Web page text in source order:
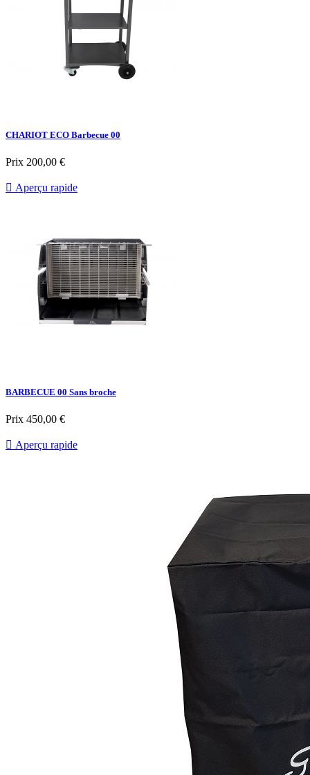
CHARIOT ECO Barbecue 00
Prix 200,00 €
 Aperçu rapide
BARBECUE 00 Sans broche
Prix 450,00 €
 Aperçu rapide